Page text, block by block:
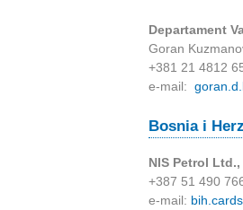
Departament
Goran
+381 21 4812
e-mail:
Bosnia i
NIS Petrol
+387 51 490
e-mail: